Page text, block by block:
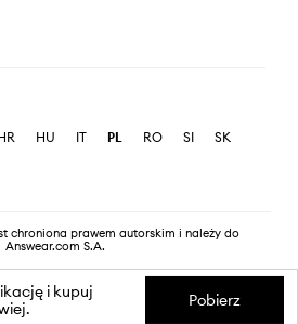
HU IT PL RO SI
SK
chroniona prawem autorskim i należy do
Answear.com S.A.
i kupuj
Pobierz